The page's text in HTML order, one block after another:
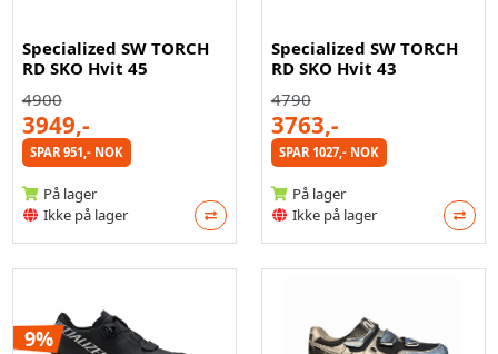
Specialized SW TORCH
RD SKO Hvit 45
4900
3949,-
SPAR 951,- NOK
På lager
Ikke på lager
Specialized SW TORCH
RD SKO Hvit 43
4790
3763,-
SPAR 1027,- NOK
På lager
Ikke på lager
9%